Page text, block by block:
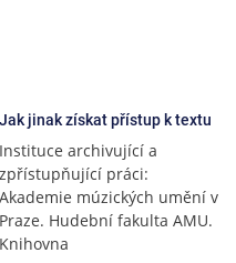
Jak jinak získat přístup k textu
Instituce archivující a
zpřístupňující práci:
Akademie múzických umění v
Praze. Hudební fakulta AMU.
Knihovna